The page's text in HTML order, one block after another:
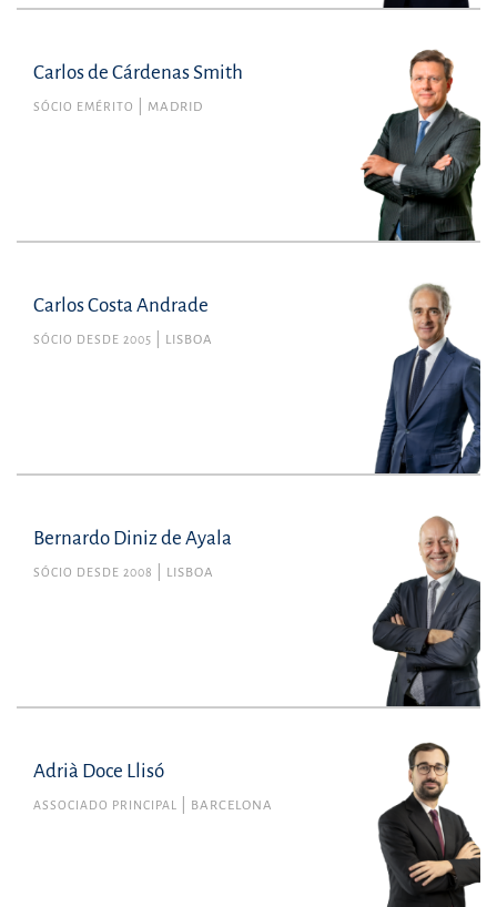
Carlos de Cárdenas Smith
SÓCIO EMÉRITO MADRID
Carlos Costa Andrade
SÓCIO DESDE 2005 LISBOA
Bernardo Diniz de Ayala
SÓCIO DESDE 2008 LISBOA
Adrià Doce Llisó
ASSOCIADO PRINCIPAL BARCELONA